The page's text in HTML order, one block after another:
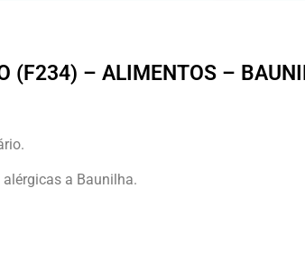
(F234) – ALIMENTOS –
a Baunilha.